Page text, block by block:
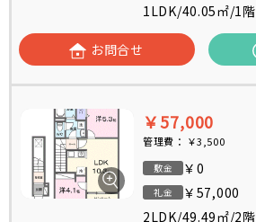
1LDK/40.05㎡/1階
お問合せ
￥57,000
管理費： ￥3,500
敷金 ￥0
礼金
￥57,000
2LDK/49.49㎡/2階